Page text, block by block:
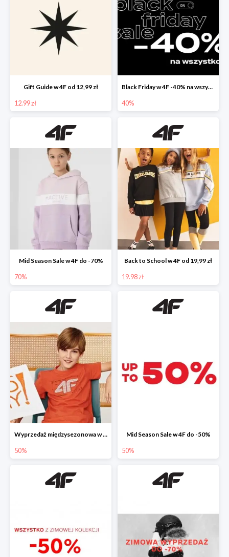
Gift Guide w 4F od 12,99 zł
12.99 zł
Black Friday w 4F -40% na wszystko
40%
Mid Season Sale w 4F do -70%
70%
Back to School w 4F od 19,99 zł
19.98 zł
Wyprzedaż międzysezonowa w 4F do -50%
50%
Mid Season Sale w 4F do -50%
50%